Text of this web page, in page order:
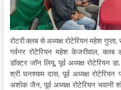
रोटरी क्लब से अध्यक्ष रोटेरियन महेश गुप्ता,
गर्वनर रोटेरियन महेश केजरीवाल, क्लब
डॉक्टर जॉन लियू, पूर्व अध्यक्ष रोटेरियन
श्री घनश्याम दास, पूर्व अध्यक्ष रोटेरियन
अशोक जैन, पूर्व अध्यक्ष रोटेरियन भवानी